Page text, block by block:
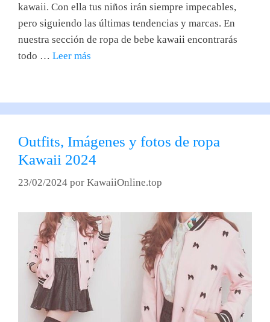
kawaii. Con ella tus niños irán siempre impecables,
pero siguiendo las últimas tendencias y marcas. En
nuestra sección de ropa de bebe kawaii encontrarás
todo … Leer más
Outfits, Imágenes y fotos de ropa
Kawaii 2024
23/02/2024 por KawaiiOnline.top